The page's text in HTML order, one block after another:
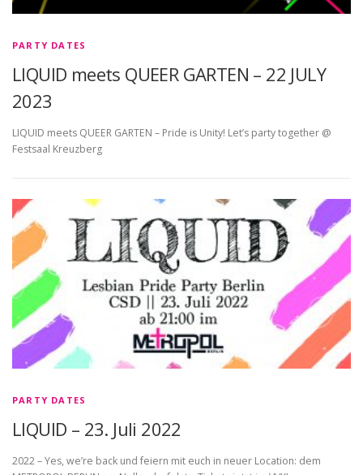
PARTY DATES
LIQUID meets QUEER GARTEN – 22 JULY
2023
LIQUID meets QUEER GARTEN – Pride is Unity! Let’s party together @
Festsaal Kreuzberg
PARTY DATES
LIQUID – 23. Juli 2022
2022 – Yes, we’re back und feiern mit euch in neuer Location: dem